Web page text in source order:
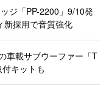
ジ「PP-2200」9/10発
新採用で音質強化
車載サブウーファー「T
キットも